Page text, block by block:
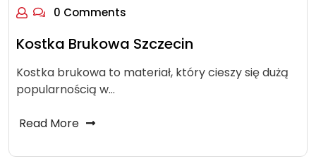
0 Comments
Kostka Brukowa Szczecin
Kostka brukowa to materiał, który cieszy się dużą
popularnością w…
Read More